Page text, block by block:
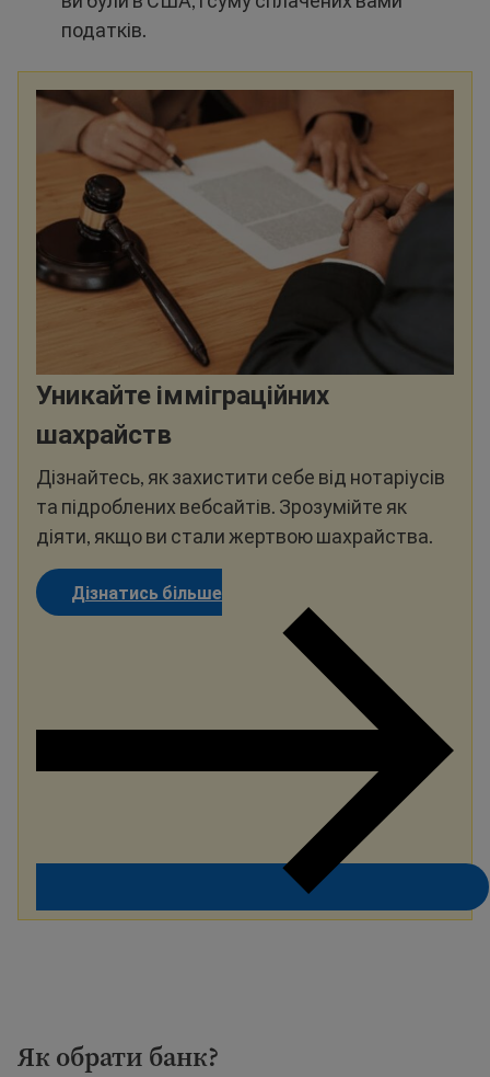
податків.
Уникайте імміграційних
шахрайств
Дізнайтесь, як захистити себе від нотаріусів
та підроблених вебсайтів. Зрозумійте як
діяти, якщо ви стали жертвою шахрайства.
Дізнатись більше
Як обрати банк?